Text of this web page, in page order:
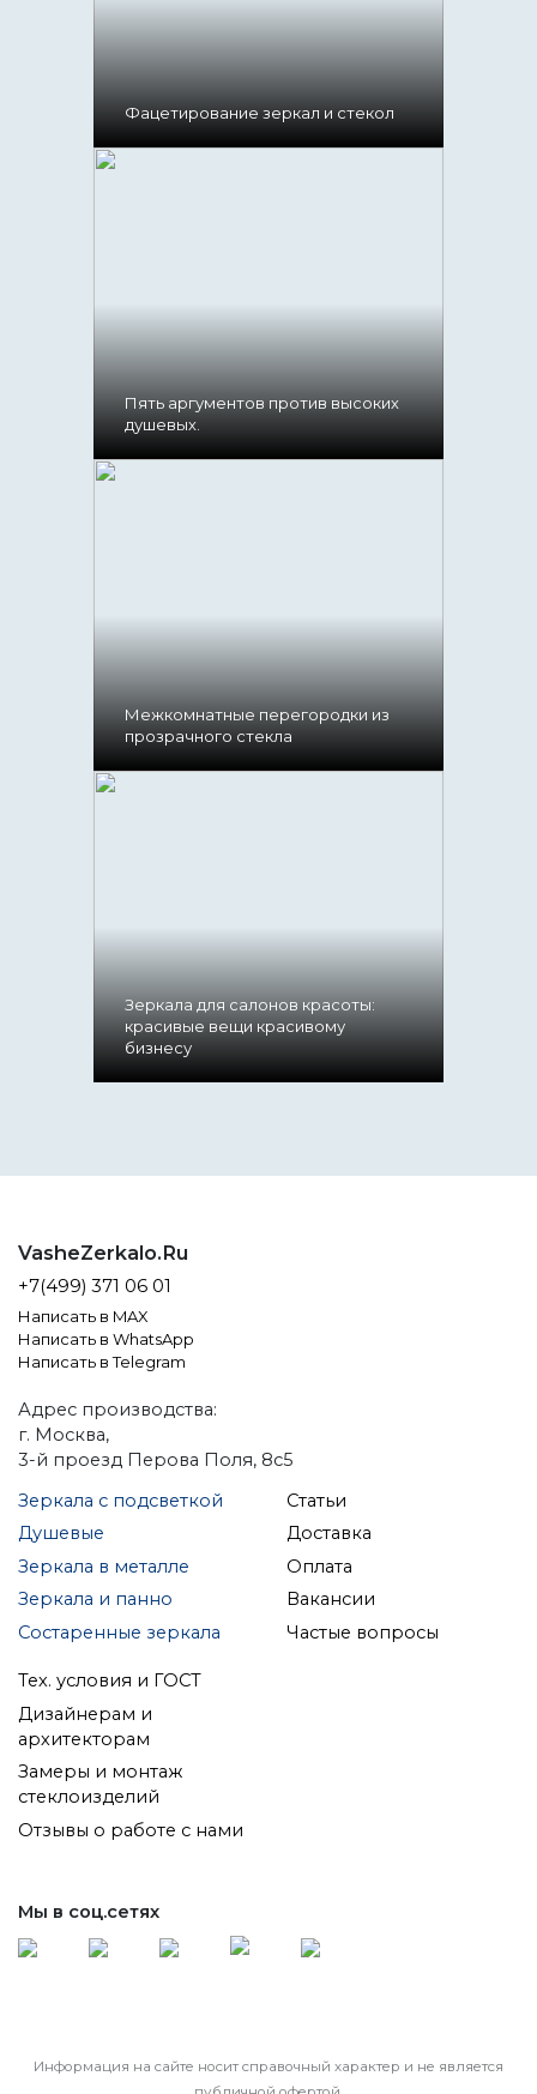
Фацетирование зеркал и стекол
Пять аргументов против высоких
душевых.
Межкомнатные перегородки из
прозрачного стекла
Зеркала для салонов красоты:
красивые вещи красивому
бизнесу
VasheZerkalo.Ru
+7(499) 371 06 01
Написать в MAX
Написать в WhatsApp
Написать в Telegram
Адрес производства:
г. Москва,
3-й проезд Перова Поля, 8с5
Зеркала с подсветкой
Душевые
Зеркала в металле
Зеркала и панно
Состаренные зеркала
Статьи
Доставка
Оплата
Вакансии
Частые вопросы
Тех. условия и ГОСТ
Дизайнерам и
архитекторам
Замеры и монтаж
стеклоизделий
Отзывы о работе с нами
Мы в соц.сетях
Информация на сайте носит справочный характер и не является